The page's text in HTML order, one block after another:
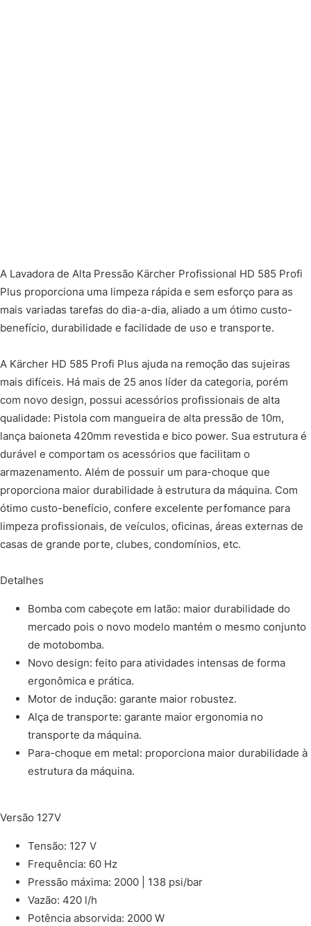
A Lavadora de Alta Pressão Kärcher Profissional HD 585 Profi
Plus proporciona uma limpeza rápida e sem esforço para as
mais variadas tarefas do dia-a-dia, aliado a um ótimo custo-
benefício, durabilidade e facilidade de uso e transporte.
A Kärcher HD 585 Profi Plus ajuda na remoção das sujeiras
mais difíceis. Há mais de 25 anos líder da categoria, porém
com novo design, possui acessórios profissionais de alta
qualidade: Pistola com mangueira de alta pressão de 10m,
lança baioneta 420mm revestida e bico power. Sua estrutura é
durável e comportam os acessórios que facilitam o
armazenamento. Além de possuir um para-choque que
proporciona maior durabilidade à estrutura da máquina. Com
ótimo custo-benefício, confere excelente perfomance para
limpeza profissionais, de veículos, oficinas, áreas externas de
casas de grande porte, clubes, condomínios, etc.
Detalhes
Bomba com cabeçote em latão: maior durabilidade do
mercado pois o novo modelo mantém o mesmo conjunto
de motobomba.
Novo design: feito para atividades intensas de forma
ergonômica e prática.
Motor de indução: garante maior robustez.
Alça de transporte: garante maior ergonomia no
transporte da máquina.
Para-choque em metal: proporciona maior durabilidade à
estrutura da máquina.
Versão 127V
Tensão: 127 V
Frequência: 60 Hz
Pressão máxima: 2000 | 138 psi/bar
Vazão: 420 l/h
Potência absorvida: 2000 W